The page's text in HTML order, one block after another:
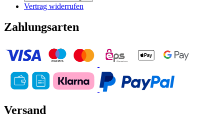
Vertrag widerrufen
Zahlungsarten
Versand